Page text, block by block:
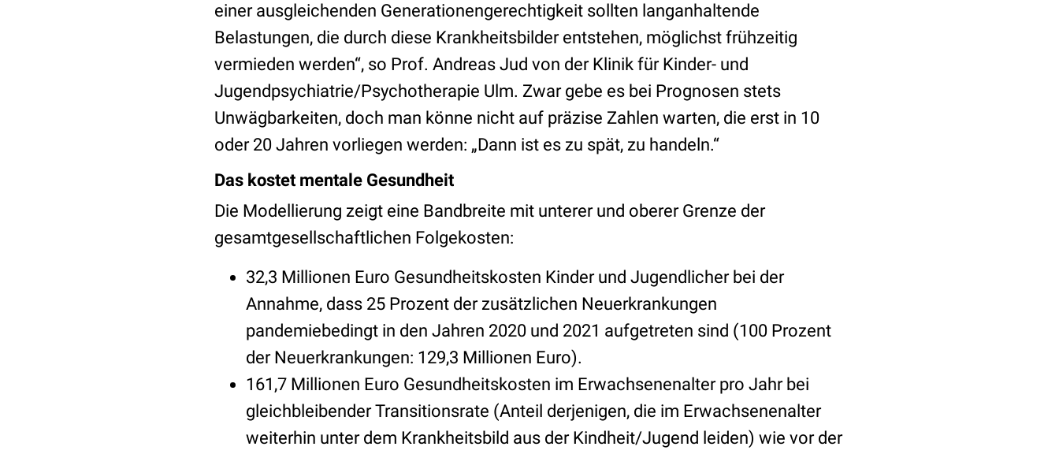
einer ausgleichenden Generationengerechtigkeit sollten langanhaltende
Belastungen, die durch diese Krankheitsbilder entstehen, möglichst frühzeitig
vermieden werden“, so Prof. Andreas Jud von der Klinik für Kinder- und
Jugendpsychiatrie/Psychotherapie Ulm. Zwar gebe es bei Prognosen stets
Unwägbarkeiten, doch man könne nicht auf präzise Zahlen warten, die erst in 10
oder 20 Jahren vorliegen werden: „Dann ist es zu spät, zu handeln.“
Das kostet mentale Gesundheit
Die Modellierung zeigt eine Bandbreite mit unterer und oberer Grenze der
gesamtgesellschaftlichen Folgekosten:
32,3 Millionen Euro Gesundheitskosten Kinder und Jugendlicher bei der
Annahme, dass 25 Prozent der zusätzlichen Neuerkrankungen
pandemiebedingt in den Jahren 2020 und 2021 aufgetreten sind (100 Prozent
der Neuerkrankungen: 129,3 Millionen Euro).
161,7 Millionen Euro Gesundheitskosten im Erwachsenenalter pro Jahr bei
gleichbleibender Transitionsrate (Anteil derjenigen, die im Erwachsenenalter
weiterhin unter dem Krankheitsbild aus der Kindheit/Jugend leiden) wie vor der